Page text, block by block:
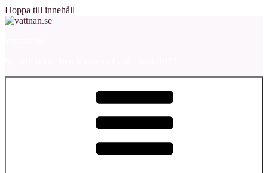
Hoppa till innehåll